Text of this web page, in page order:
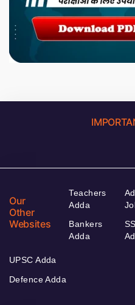
Our
Other
Websites
Teachers
Adda
Bankers
Adda
UPSC Adda
Defence Adda